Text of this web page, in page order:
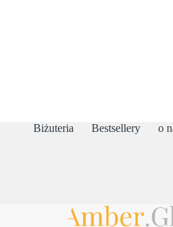
Biżuteria Bestsellery o